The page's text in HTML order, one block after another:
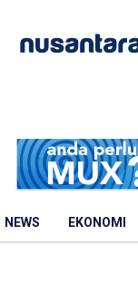
NEWS EKONOMI